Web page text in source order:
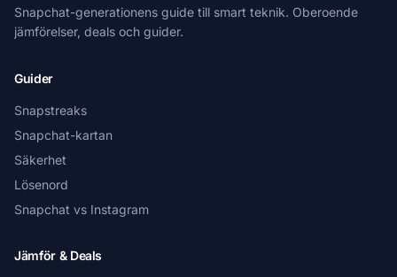
Snapchat-generationens guide till smart teknik. Oberoende
jämförelser, deals och guider.
Guider
Snapstreaks
Snapchat-kartan
Säkerhet
Lösenord
Snapchat vs Instagram
Jämför & Deals